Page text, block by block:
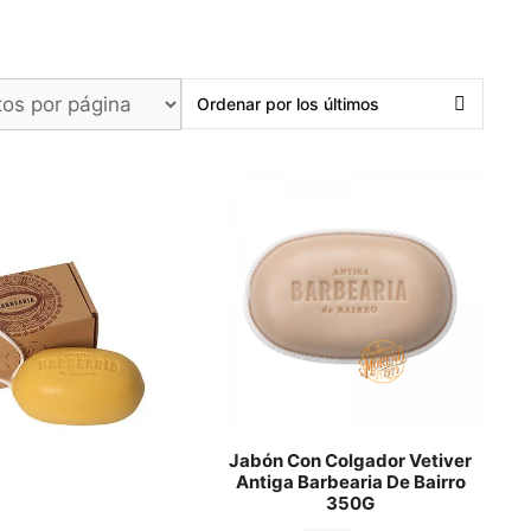
Jabón Con Colgador Vetiver
Antiga Barbearia De Bairro
350G